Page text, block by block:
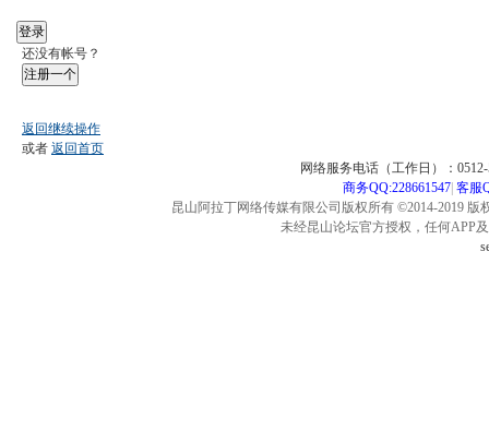
登录
还没有帐号？
注册一个
返回继续操作
或者 返回首页
网络服务电话（工作日）：
商务QQ:228661547| 客服
昆山阿拉丁网络传媒有限公司版权所有 ©2014-2019
未经昆山论坛官方授权，任何APP